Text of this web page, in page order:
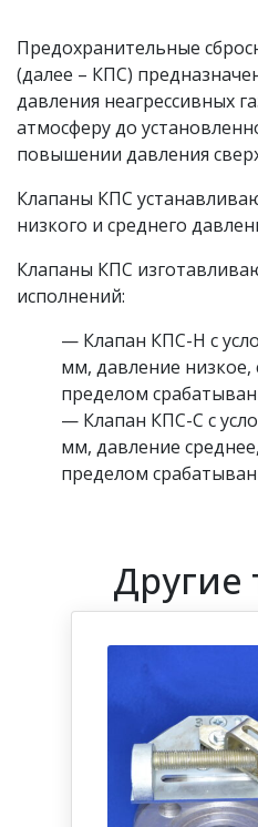
Предохранительные
(далее – КПС)
давления неагрессивных
атмосферу до
повышении давления
Клапаны КПС
низкого и среднего
Клапаны КПС
исполнений:
— Клапан КПС-Н с
мм, давление
пределом
— Клапан КПС-С с
мм, давление
пределом
Другие